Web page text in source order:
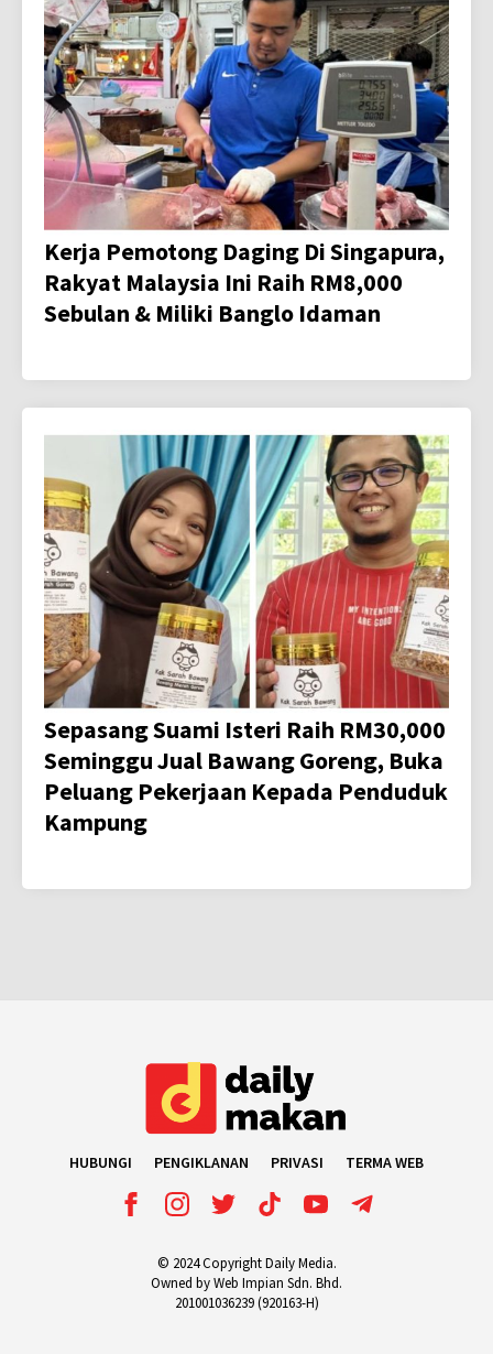
Kerja Pemotong Daging Di Singapura,
Rakyat Malaysia Ini Raih RM8,000
Sebulan & Miliki Banglo Idaman
Sepasang Suami Isteri Raih RM30,000
Seminggu Jual Bawang Goreng, Buka
Peluang Pekerjaan Kepada Penduduk
Kampung
HUBUNGI PENGIKLANAN PRIVASI TERMA WEB
© 2024 Copyright Daily Media.
Owned by Web Impian Sdn. Bhd.
201001036239 (920163-H)